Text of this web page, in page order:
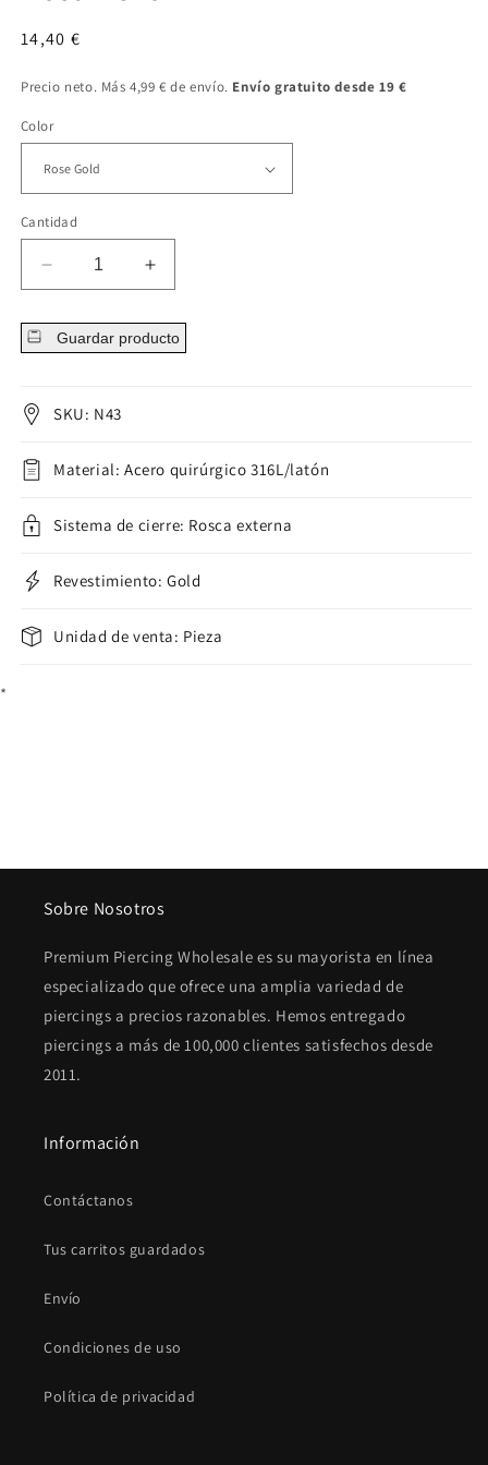
Precio
14,40 €
Precio neto. Más 4,99 € de envío. Envío gratuito desde 19 €
Color
Cantidad
Disminuir
cantidad
para
Rosa
Aumentar
cantidad
para
Rosa
Guardar producto
SKU: N43
Material: Acero quirúrgico 316L/latón
Sistema de cierre: Rosca externa
Revestimiento: Gold
Unidad de venta: Pieza
*
Sobre Nosotros
Premium Piercing Wholesale es su mayorista en línea
especializado que ofrece una amplia variedad de
piercings a precios razonables. Hemos entregado
piercings a más de 100,000 clientes satisfechos desde
2011.
Información
Contáctanos
Tus carritos guardados
Envío
Condiciones de uso
Política de privacidad